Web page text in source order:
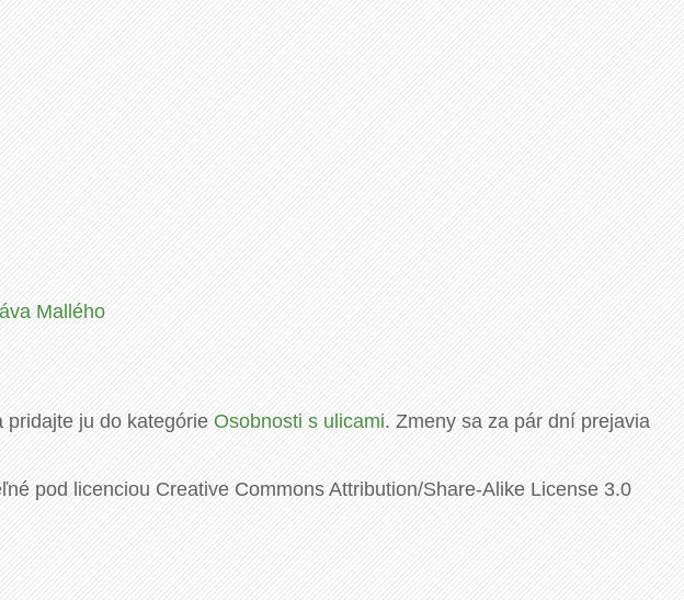
Mallého
pridajte ju do kategórieOsobnosti s ulicami. Zmeny sa za pár dní prejavia
pod licenciou Creative Commons Attribution/Share-Alike License 3.0